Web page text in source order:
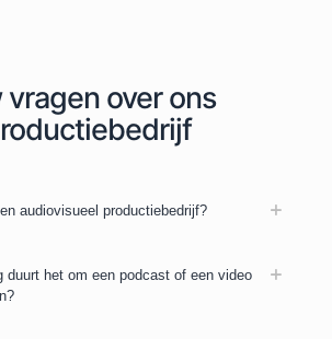
vragen over ons
audiovisueel productiebedrijf?
duurt het om een podcast of een video